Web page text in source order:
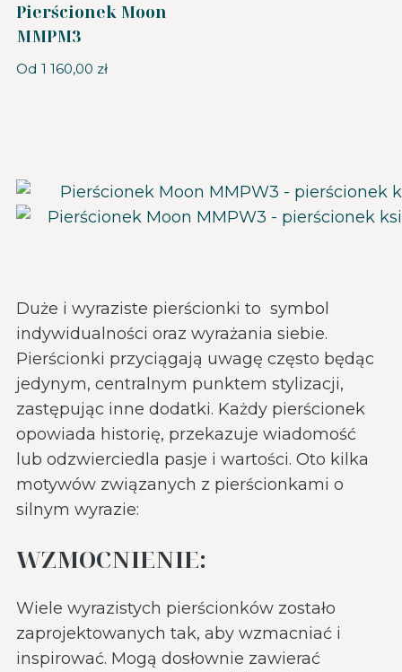
Pierścionek Moon
MMPM3
Od 1 160,00 zł
Duże i wyraziste pierścionki to symbol
indywidualności oraz wyrażania siebie.
Pierścionki przyciągają uwagę często będąc
jedynym, centralnym punktem stylizacji,
zastępując inne dodatki. Każdy pierścionek
opowiada historię, przekazuje wiadomość
lub odzwierciedla pasje i wartości. Oto kilka
motywów związanych z pierścionkami o
silnym wyrazie:
WZMOCNIENIE:
Wiele wyrazistych pierścionków zostało
zaprojektowanych tak, aby wzmacniać i
inspirować. Mogą dosłownie zawierać